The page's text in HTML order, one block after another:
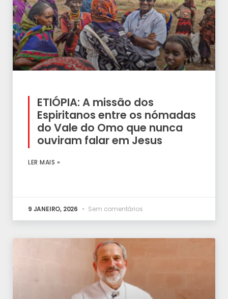
ETIÓPIA: A missão dos
Espiritanos entre os nómadas
do Vale do Omo que nunca
ouviram falar em Jesus
LER MAIS »
9 JANEIRO, 2026 Sem comentários